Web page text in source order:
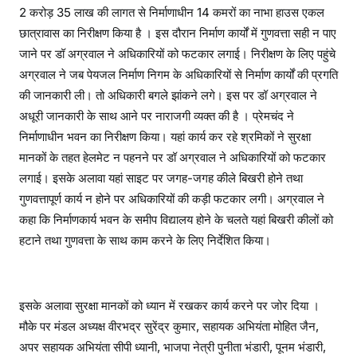
2 करोड़ 35 लाख की लागत से निर्माणाधीन 14 कमरों का नाभा हाउस एकल
छात्रावास का निरीक्षण किया है । इस दौरान निर्माण कार्यों में गुणवत्ता सही न पाए
जाने पर डॉ अग्रवाल ने अधिकारियों को फटकार लगाई। निरीक्षण के लिए पहुंचे
अग्रवाल ने जब पेयजल निर्माण निगम के अधिकारियों से निर्माण कार्यों की प्रगति
की जानकारी ली। तो अधिकारी बगले झांकने लगे। इस पर डॉ अग्रवाल ने
अधूरी जानकारी के साथ आने पर नाराजगी व्यक्त की है । प्रेमचंद ने
निर्माणाधीन भवन का निरीक्षण किया। यहां कार्य कर रहे श्रमिकों ने सुरक्षा
मानकों के तहत हेलमेट न पहनने पर डॉ अग्रवाल ने अधिकारियों को फटकार
लगाई। इसके अलावा यहां साइट पर जगह-जगह कीले बिखरी होने तथा
गुणवत्तापूर्ण कार्य न होने पर अधिकारियों की कड़ी फटकार लगी। अग्रवाल ने
कहा कि निर्माणकार्य भवन के समीप विद्यालय होने के चलते यहां बिखरी कीलों को
हटाने तथा गुणवत्ता के साथ काम करने के लिए निर्देशित किया।
इसके अलावा सुरक्षा मानकों को ध्यान में रखकर कार्य करने पर जोर दिया ।
मौके पर मंडल अध्यक्ष वीरभद्र सुरेंद्र कुमार, सहायक अभियंता मोहित जैन,
अपर सहायक अभियंता सीपी ध्यानी, भाजपा नेत्री पुनीता भंडारी, पूनम भंडारी,